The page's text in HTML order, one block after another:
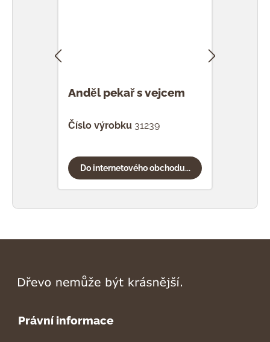
Anděl pekař s vejcem
Číslo výrobku 31239
Do internetového obchodu...
Právní informace